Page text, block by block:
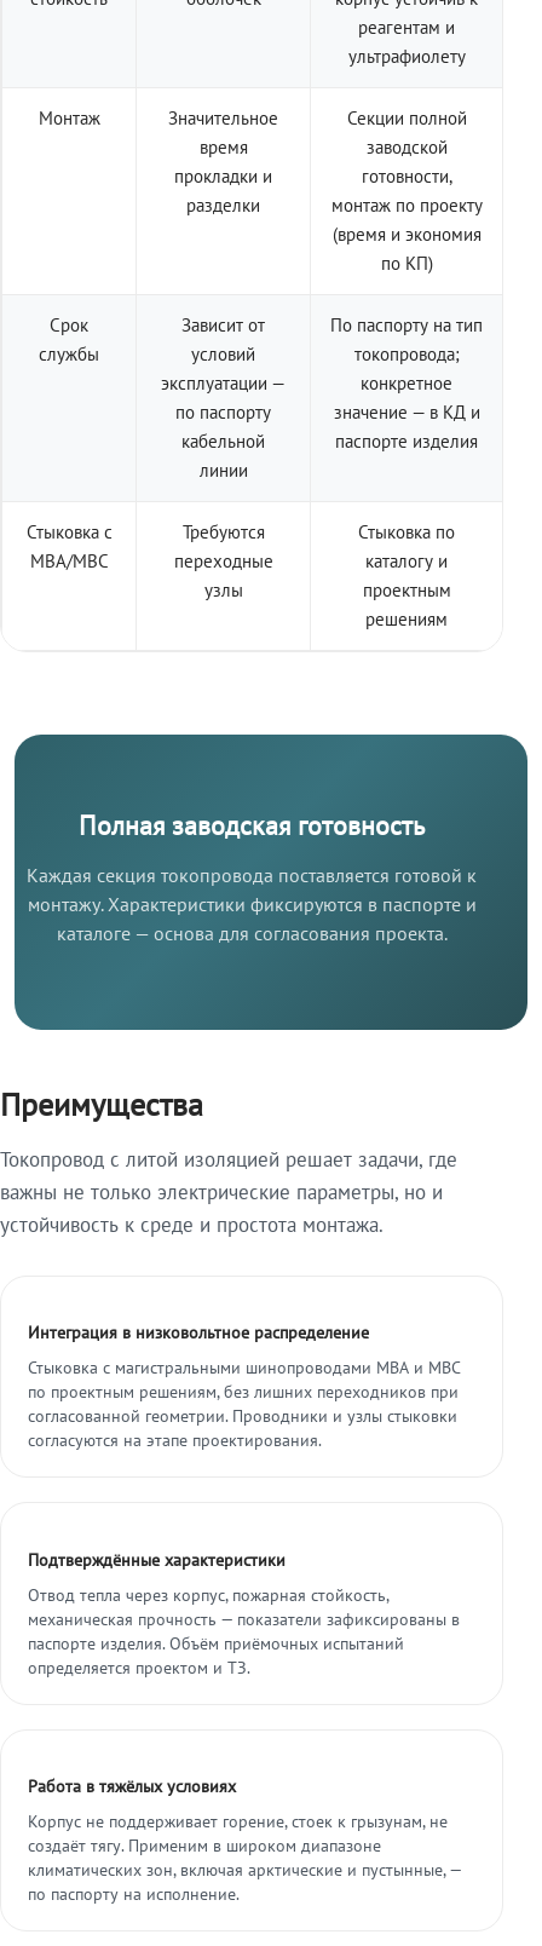
реагентам и
ультрафиолету
Монтаж
Значительное
время
прокладки и
разделки
Секции полной
заводской
готовности,
монтаж по проекту
(время и экономия
по КП)
Срок
службы
Зависит от
условий
эксплуатации —
по паспорту
кабельной
линии
По паспорту на тип
токопровода;
конкретное
значение — в КД и
паспорте изделия
Стыковка с
МВА/МВС
Требуются
переходные
узлы
Стыковка по
каталогу и
проектным
решениям
Полная заводская готовность
Каждая секция токопровода поставляется готовой к
монтажу. Характеристики фиксируются в паспорте и
каталоге — основа для согласования проекта.
Преимущества
Токопровод с литой изоляцией решает задачи, где
важны не только электрические параметры, но и
устойчивость к среде и простота монтажа.
Интеграция в низковольтное распределение
Стыковка с магистральными шинопроводами МВА и МВС
по проектным решениям, без лишних переходников при
согласованной геометрии. Проводники и узлы стыковки
согласуются на этапе проектирования.
Подтверждённые характеристики
Отвод тепла через корпус, пожарная стойкость,
механическая прочность — показатели зафиксированы в
паспорте изделия. Объём приёмочных испытаний
определяется проектом и ТЗ.
Работа в тяжёлых условиях
Корпус не поддерживает горение, стоек к грызунам, не
создаёт тягу. Применим в широком диапазоне
климатических зон, включая арктические и пустынные, —
по паспорту на исполнение.